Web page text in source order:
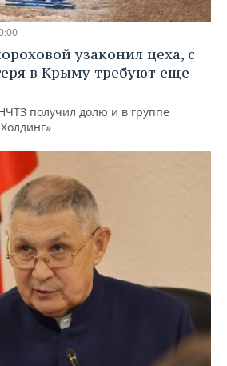
узаконил цеха, с
в Крыму требуют еще
получил долю и в группе